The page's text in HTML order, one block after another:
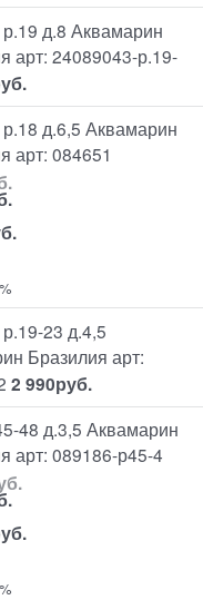
р.19 д.8 Аквамарин
арт: 24089043-р.19-
д.6,5 Аквамарин
арт: 084651
23 д.4,5
Бразилия арт:
2 990руб.
48 д.3,5 Аквамарин
арт: 089186-р45-4